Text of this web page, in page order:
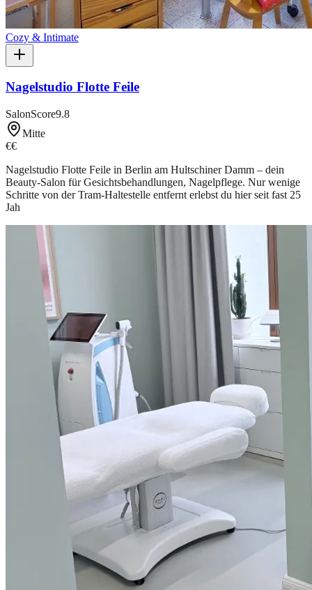
Cozy & Intimate
Nagelstudio Flotte Feile
SalonScore9.8
Mitte
€€
Nagelstudio Flotte Feile in Berlin am Hultschiner Damm – dein
Beauty-Salon für Gesichtsbehandlungen, Nagelpflege. Nur wenige
Schritte von der Tram-Haltestelle entfernt erlebst du hier seit fast 25
Jah